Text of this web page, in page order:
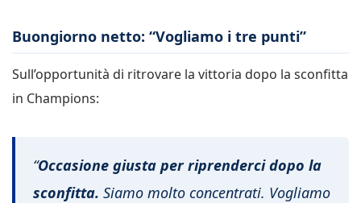
Buongiorno netto: “Vogliamo i tre punti”
Sull’opportunità di ritrovare la vittoria dopo la sconfitta
in Champions:
“Occasione giusta per riprenderci dopo la
sconfitta. Siamo molto concentrati. Vogliamo